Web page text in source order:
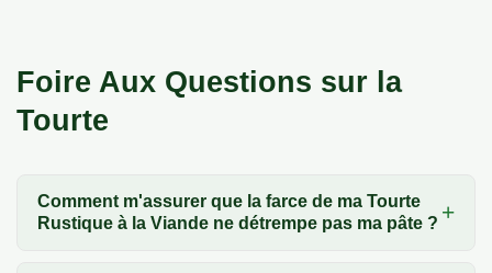
Foire Aux Questions sur la
Tourte
Comment m'assurer que la farce de ma Tourte
Rustique à la Viande ne détrempe pas ma pâte ?